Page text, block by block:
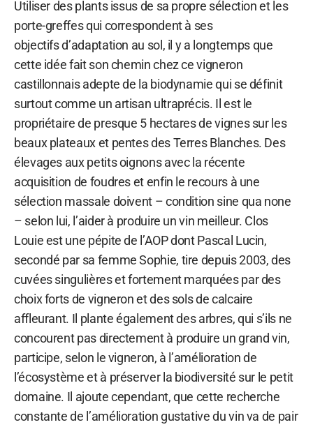
Utiliser des plants issus de sa propre sélection et les
porte-greffes qui correspondent à ses
objectifs d’adaptation au sol, il y a longtemps que
cette idée fait son chemin chez ce vigneron
castillonnais adepte de la biodynamie qui se définit
surtout comme un artisan ultraprécis. Il est le
propriétaire de presque 5 hectares de vignes sur les
beaux plateaux et pentes des Terres Blanches. Des
élevages aux petits oignons avec la récente
acquisition de foudres et enfin le recours à une
sélection massale doivent – condition sine qua none
– selon lui, l’aider à produire un vin meilleur. Clos
Louie est une pépite de l’AOP dont Pascal Lucin,
secondé par sa femme Sophie, tire depuis 2003, des
cuvées singulières et fortement marquées par des
choix forts de vigneron et des sols de calcaire
affleurant. Il plante également des arbres, qui s’ils ne
concourent pas directement à produire un grand vin,
participe, selon le vigneron, à l’amélioration de
l’écosystème et à préserver la biodiversité sur le petit
domaine. Il ajoute cependant, que cette recherche
constante de l’amélioration gustative du vin va de pair